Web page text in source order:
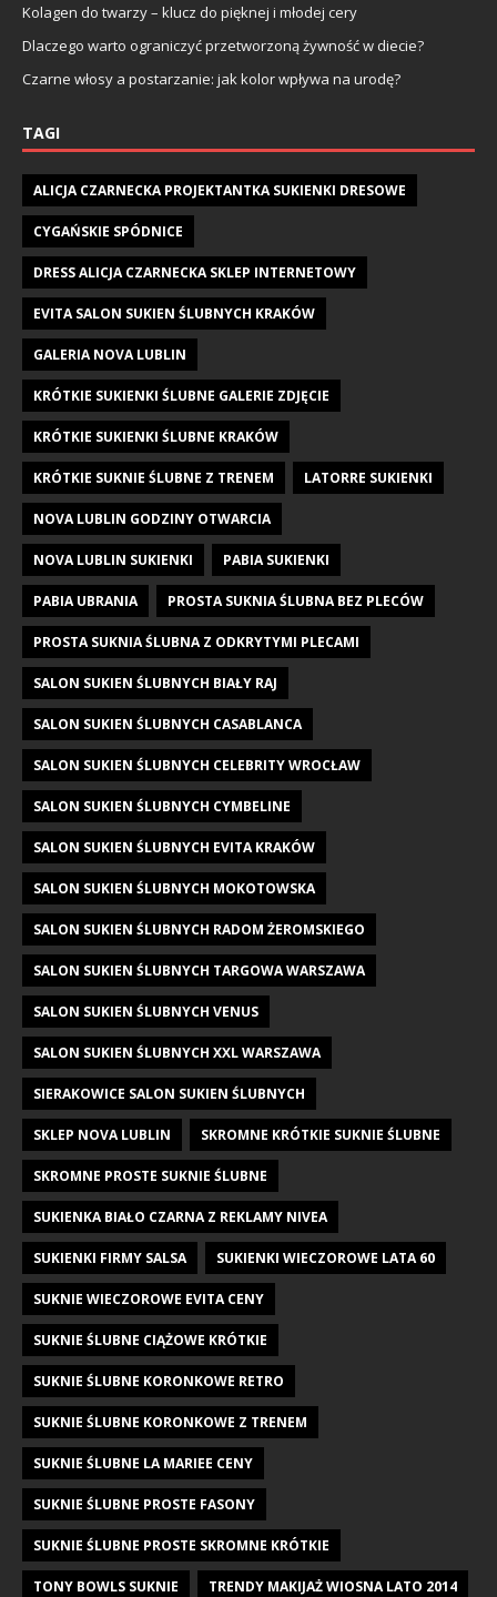
Kolagen do twarzy – klucz do pięknej i młodej cery
Dlaczego warto ograniczyć przetworzoną żywność w diecie?
Czarne włosy a postarzanie: jak kolor wpływa na urodę?
TAGI
ALICJA CZARNECKA PROJEKTANTKA SUKIENKI DRESOWE
CYGAŃSKIE SPÓDNICE
DRESS ALICJA CZARNECKA SKLEP INTERNETOWY
EVITA SALON SUKIEN ŚLUBNYCH KRAKÓW
GALERIA NOVA LUBLIN
KRÓTKIE SUKIENKI ŚLUBNE GALERIE ZDJĘCIE
KRÓTKIE SUKIENKI ŚLUBNE KRAKÓW
KRÓTKIE SUKNIE ŚLUBNE Z TRENEM LATORRE SUKIENKI
NOVA LUBLIN GODZINY OTWARCIA
NOVA LUBLIN SUKIENKI PABIA SUKIENKI
PABIA UBRANIA PROSTA SUKNIA ŚLUBNA BEZ PLECÓW
PROSTA SUKNIA ŚLUBNA Z ODKRYTYMI PLECAMI
SALON SUKIEN ŚLUBNYCH BIAŁY RAJ
SALON SUKIEN ŚLUBNYCH CASABLANCA
SALON SUKIEN ŚLUBNYCH CELEBRITY WROCŁAW
SALON SUKIEN ŚLUBNYCH CYMBELINE
SALON SUKIEN ŚLUBNYCH EVITA KRAKÓW
SALON SUKIEN ŚLUBNYCH MOKOTOWSKA
SALON SUKIEN ŚLUBNYCH RADOM ŻEROMSKIEGO
SALON SUKIEN ŚLUBNYCH TARGOWA WARSZAWA
SALON SUKIEN ŚLUBNYCH VENUS
SALON SUKIEN ŚLUBNYCH XXL WARSZAWA
SIERAKOWICE SALON SUKIEN ŚLUBNYCH
SKLEP NOVA LUBLIN SKROMNE KRÓTKIE SUKNIE ŚLUBNE
SKROMNE PROSTE SUKNIE ŚLUBNE
SUKIENKA BIAŁO CZARNA Z REKLAMY NIVEA
SUKIENKI FIRMY SALSA SUKIENKI WIECZOROWE LATA 60
SUKNIE WIECZOROWE EVITA CENY
SUKNIE ŚLUBNE CIĄŻOWE KRÓTKIE
SUKNIE ŚLUBNE KORONKOWE RETRO
SUKNIE ŚLUBNE KORONKOWE Z TRENEM
SUKNIE ŚLUBNE LA MARIEE CENY
SUKNIE ŚLUBNE PROSTE FASONY
SUKNIE ŚLUBNE PROSTE SKROMNE KRÓTKIE
TONY BOWLS SUKNIE TRENDY MAKIJAŻ WIOSNA LATO 2014